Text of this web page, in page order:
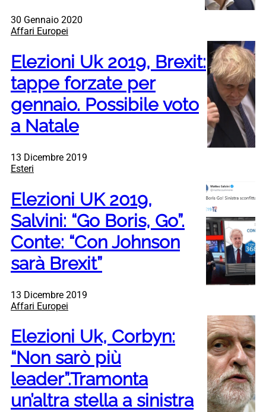
30 Gennaio 2020
Affari Europei
Elezioni Uk 2019, Brexit:
tappe forzate per
gennaio. Possibile voto
a Natale
13 Dicembre 2019
Esteri
Elezioni UK 2019,
Salvini: “Go Boris, Go”.
Conte: “Con Johnson
sarà Brexit”
13 Dicembre 2019
Affari Europei
Elezioni Uk, Corbyn:
“Non sarò più
leader”.Tramonta
un’altra stella a sinistra